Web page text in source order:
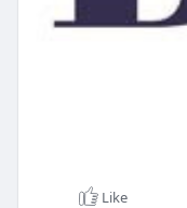
Like